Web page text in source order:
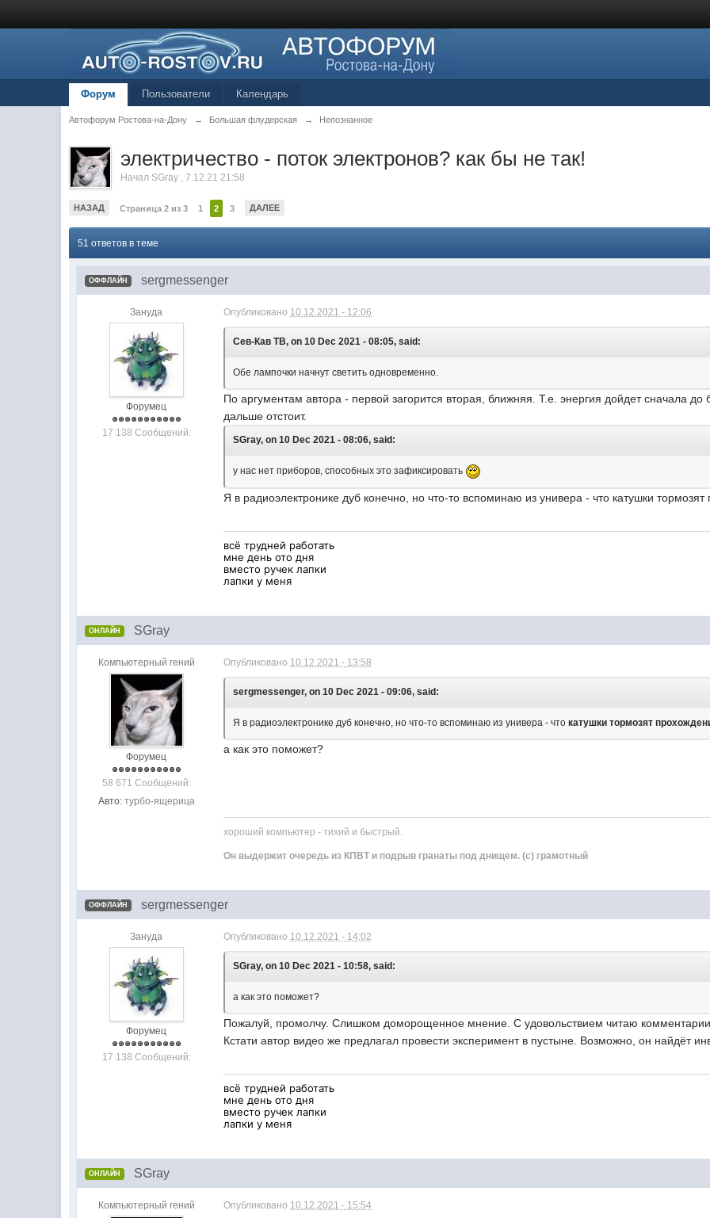
Форум Пользователи Календарь
Автофорум Ростова-на-Дону → Большая флудерская → Непознанное
электричество - поток электронов? как бы не так!
Начал SGray ,7.12.21 21:58
НАЗАД Страница 2 из 3 1 2 3 ДАЛЕЕ
51 ответов в теме
ОФФЛАЙН sergmessenger
Зануда
Форумец
17 138 Сообщений:
Опубликовано 10.12.2021 - 12:06
Сев-Кав ТВ, on 10 Dec 2021 - 08:05, said:
Обе лампочки начнут светить одновременно.
По аргументам автора - первой загорится вторая, ближняя. Т.е. энергия дойдет сначала
дальше отстоит.
SGray, on 10 Dec 2021 - 08:06, said:
у нас нет приборов, способных это зафиксировать
Я в радиоэлектронике дуб конечно, но что-то вспоминаю из универа - что катушки тормозят
всё трудней работать
мне день ото дня
вместо ручек лапки
лапки у меня
ОНЛАЙН SGray
Компьютерный гений
Форумец
58 671 Сообщений:
Авто: турбо-ящерица
Опубликовано 10.12.2021 - 13:58
sergmessenger, on 10 Dec 2021 - 09:06, said:
Я в радиоэлектронике дуб конечно, но что-то вспоминаю из универа - что катушки тормозят
а как это поможет?
хороший компьютер - тихий и быстрый.
Он выдержит очередь из КПВТ и подрыв гранаты под днищем. (с) грамотный
ОФФЛАЙН sergmessenger
Зануда
Форумец
17 138 Сообщений:
Опубликовано 10.12.2021 - 14:02
SGray, on 10 Dec 2021 - 10:58, said:
а как это поможет?
Пожалуй, промолчу. Слишком доморощенное мнение. С удовольствием читаю комментарии
Кстати автор видео же предлагал провести эксперимент в пустыне. Возможно, он найдёт
всё трудней работать
мне день ото дня
вместо ручек лапки
лапки у меня
ОНЛАЙН SGray
Компьютерный гений Опубликовано 10.12.2021 - 15:54